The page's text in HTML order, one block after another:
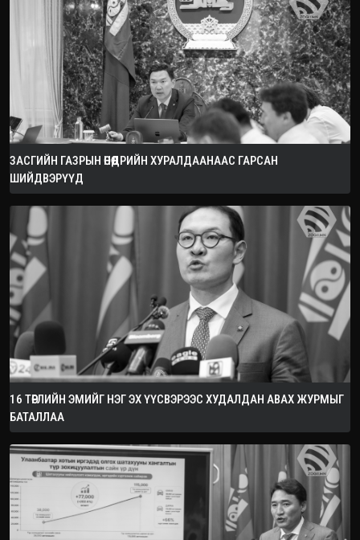
ЗАСГИЙН ГАЗРЫН ӨНӨӨДРИЙН ХУРАЛДААНААС ГАРСАН
ШИЙДВЭРҮҮД
16 ТӨРЛИЙН ЭМИЙГ НЭГ ЭХ ҮҮСВЭРЭЭС ХУДАЛДАН АВАХ ЖУРМЫГ
БАТАЛЛАА